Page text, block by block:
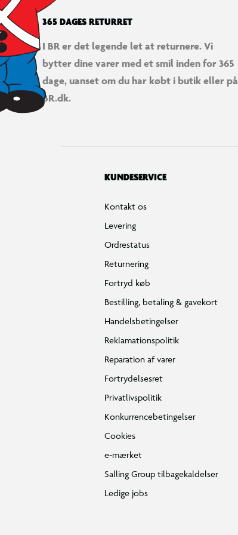
365 DAGES RETURRET
I BR er det legende let at returnere. Vi
bytter dine varer med et smil inden for 365
dage, uanset om du har købt i butik eller på
BR.dk.
KUNDESERVICE
Kontakt os
Levering
Ordrestatus
Returnering
Fortryd køb
Bestilling, betaling & gavekort
Handelsbetingelser
Reklamationspolitik
Reparation af varer
Fortrydelsesret
Privatlivspolitik
Konkurrencebetingelser
Cookies
e-mærket
Salling Group tilbagekaldelser
Ledige jobs